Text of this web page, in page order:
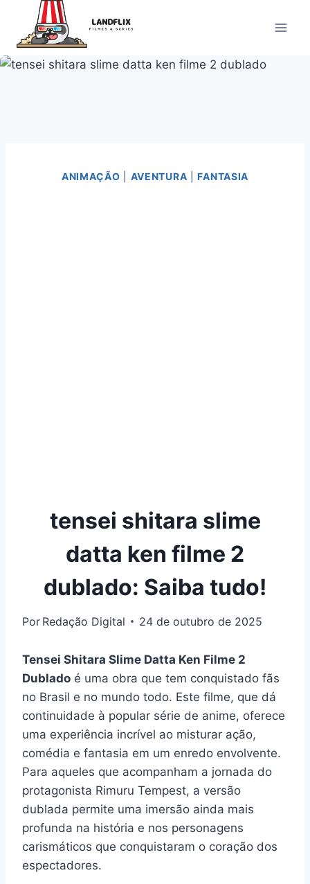
Conteúdo
ANIMAÇÃO AVENTURA |FANTASIA
tensei shitara slime
datta ken filme 2
dublado: Saiba tudo!
Por Redação Digital 24 de outubro de 2025
Tensei Shitara Slime Datta Ken Filme 2
Dublado é uma obra que tem conquistado fãs
no Brasil e no mundo todo. Este filme, que dá
continuidade à popular série de anime, oferece
uma experiência incrível ao misturar ação,
comédia e fantasia em um enredo envolvente.
Para aqueles que acompanham a jornada do
protagonista Rimuru Tempest, a versão
dublada permite uma imersão ainda mais
profunda na história e nos personagens
carismáticos que conquistaram o coração dos
espectadores.